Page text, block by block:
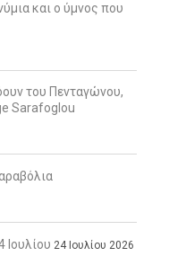
και ο ύμνος που
του Πενταγώνου,
Sarafoglou
Ιουλίου 24 Ιουλίου 2026